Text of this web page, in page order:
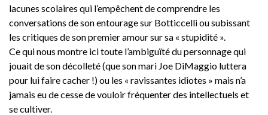
lacunes scolaires qui l’empêchent de comprendre les
conversations de son entourage sur Botticcelli ou subissant
les critiques de son premier amour sur sa « stupidité ».
Ce qui nous montre ici toute l’ambiguïté du personnage qui
jouait de son décolleté (que son mari Joe DiMaggio luttera
pour lui faire cacher !) ou les « ravissantes idiotes » mais n’a
jamais eu de cesse de vouloir fréquenter des intellectuels et
se cultiver.